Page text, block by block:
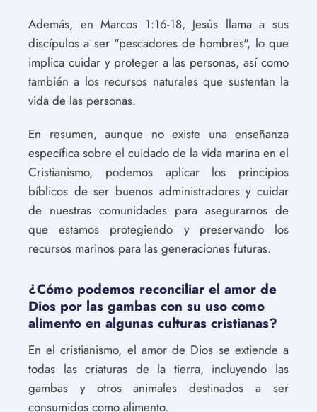
Además, en Marcos 1:16-18, Jesús llama a sus
discípulos a ser "pescadores de hombres", lo que
implica cuidar y proteger a las personas, así como
también a los recursos naturales que sustentan la
vida de las personas.
En resumen, aunque no existe una enseñanza
específica sobre el cuidado de la vida marina en el
Cristianismo, podemos aplicar los principios
bíblicos de ser buenos administradores y cuidar
de nuestras comunidades para asegurarnos de
que estamos protegiendo y preservando los
recursos marinos para las generaciones futuras.
¿Cómo podemos reconciliar el amor de
Dios por las gambas con su uso como
alimento en algunas culturas cristianas?
En el cristianismo, el amor de Dios se extiende a
todas las criaturas de la tierra, incluyendo las
gambas y otros animales destinados a ser
consumidos como alimento.